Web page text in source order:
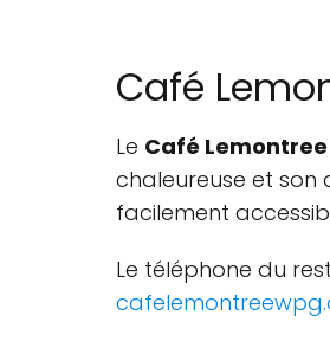
Café
Le Café Lemontree
chaleureuse et son
facilement
Le téléphone du